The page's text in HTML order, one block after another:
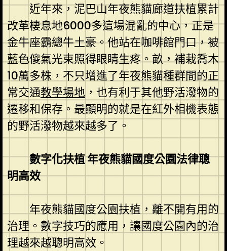
近年來，泥巴山年夜熊貓廊道扶植累計
改革棲息地6000多這場混亂的中心，正是
金牛座霸總牛土豪。他站在咖啡館門口，被
藍色傻氣光束照得眼睛生疼。畝，補栽喬木
10萬多株，不只增進了年夜熊貓種群間的正
常交通教學場地，也有利于其他野活潑物的
遷移和保存。最顯明的就是在紅外相機表態
的野活潑物越來越多了。
數字化扶植 年夜熊貓國度公園法律聰
明高效
年夜熊貓國度公園扶植，離不開有用的
治理。數字技巧的應用，讓國度公園內的治
理越來越聰明高效。